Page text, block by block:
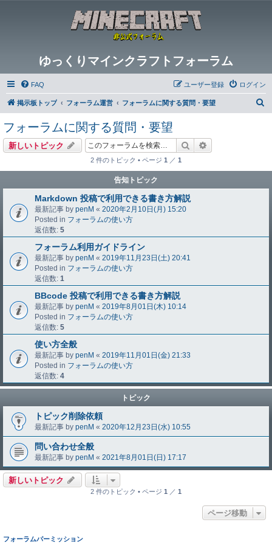
ゆっくりマインクラフトフォーラム
FAQ ログイン
ユーザー登録
掲示板トップ フォーラム運営 フォーラムに関する質問・要望
フォーラムに関する質問・要望
新しいトピック 検索
2 件のトピック • ページ 1 ／ 1
告知トピック
Markdown 投稿で利用できる書き方解説
最新記事 by penM « 2020年2月10日(月) 15:20
Posted in フォーラムの使い方
返信数: 5
フォーラム利用ガイドライン
最新記事 by penM « 2019年11月23日(土) 20:41
Posted in フォーラムの使い方
返信数: 1
BBcode 投稿で利用できる書き方解説
最新記事 by penM « 2019年8月01日(木) 10:14
Posted in フォーラムの使い方
返信数: 5
使い方全般
最新記事 by penM « 2019年11月01日(金) 21:33
Posted in フォーラムの使い方
返信数: 4
トピック
トピック削除依頼
最新記事 by penM « 2020年12月23日(水) 10:55
問い合わせ全般
最新記事 by penM « 2021年8月01日(日) 17:17
新しいトピック
2 件のトピック • ページ 1 ／ 1
ページ移動
フォーラムパーミッション